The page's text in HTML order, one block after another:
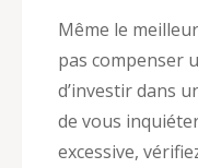
Même le
pas compenser
d’investir dans
de vous
excessive,